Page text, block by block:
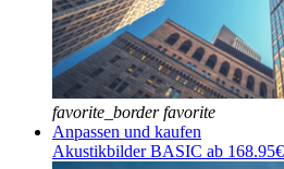
favorite_border favorite
Anpassen und kaufen
Akustikbilder BASIC ab 168.95€